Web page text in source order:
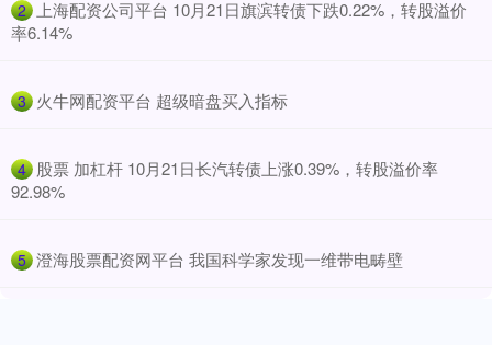
2 ​上海配资公司平台 10月21日旗滨转债下跌0.22%，转股溢价
率6.14%
3 ​火牛网配资平台 超级暗盘买入指标
4 ​股票 加杠杆 10月21日长汽转债上涨0.39%，转股溢价率
92.98%
5 ​澄海股票配资网平台 我国科学家发现一维带电畴壁